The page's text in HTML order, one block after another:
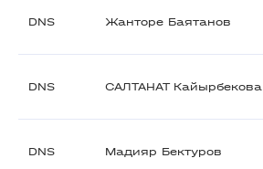
DNS Жанторе Баятанов
DNS САЛТАНАТ Кайырбекова
DNS Мадияр Бектуров